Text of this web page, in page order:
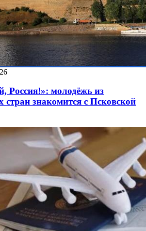
Россия!»: молодёжь из
стран знакомится с Псковской